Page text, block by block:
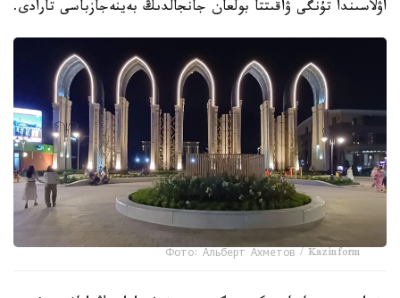
اۋلاسىندا تۇنگى ۋاقىتتا بولعان جانجالدىڭ بەينەجازباسى تارادى.
Фото: Альберт Ахметов / Kazinform